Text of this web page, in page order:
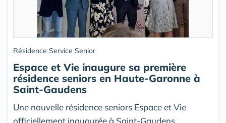
Résidence Service Senior
Espace et Vie inaugure sa première
résidence seniors en Haute-Garonne à
Saint-Gaudens
Une nouvelle résidence seniors Espace et Vie
officiellement inaugurée à Saint-Gaudens